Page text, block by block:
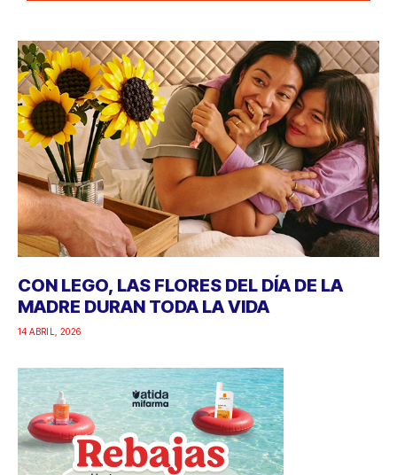
CON LEGO, LAS FLORES DEL DÍA DE LA
MADRE DURAN TODA LA VIDA
14 ABRIL, 2026